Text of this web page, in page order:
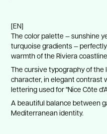
[EN]
The color palette — sunshine
turquoise gradients —
warmth of the Riviera
The cursive typography of
character, in elegant contrast
lettering used for "Nice Côte
A beautiful balance between
Mediterranean identity.